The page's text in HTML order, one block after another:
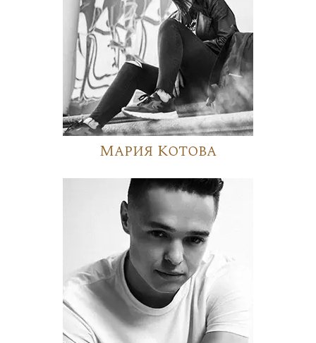
Мария Котова